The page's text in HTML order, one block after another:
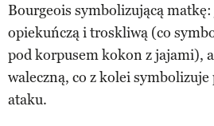
Bourgeois symbolizującą
opiekuńczą i troskliwą (co
pod korpusem kokon z jajami),
waleczną, co z kolei symbolizuje
ataku.